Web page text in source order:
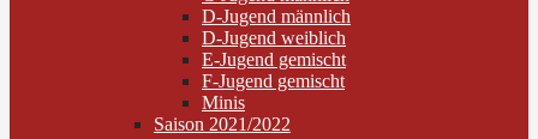
D-Jugend männlich
D-Jugend weiblich
E-Jugend gemischt
F-Jugend gemischt
Minis
Saison 2021/2022